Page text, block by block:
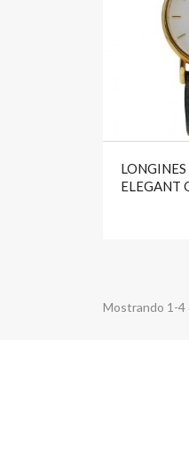

LONGINES
ELEGANT
Mostrando 1-4